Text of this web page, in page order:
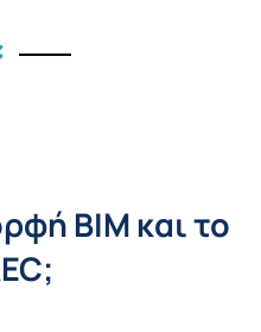
BIM και το